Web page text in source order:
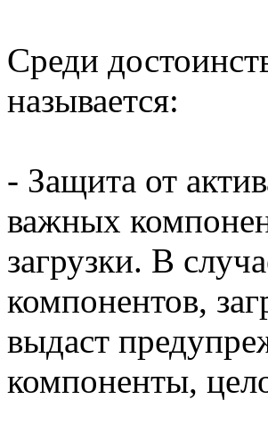
Среди
называется:
- Защита от
важных
загрузки. В
компонентов,
выдаст
компоненты,